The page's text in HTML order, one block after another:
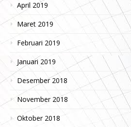
April 2019
Maret 2019
Februari 2019
Januari 2019
Desember 2018
November 2018
Oktober 2018